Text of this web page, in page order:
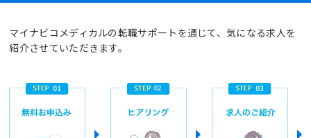
マイナビコメディカルの転職サポートを通じて、気になる求人を
紹介させていただきます。